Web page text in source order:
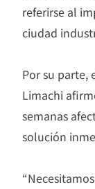
referirse al
ciudad
Por su parte,
Limachi
semanas
solución